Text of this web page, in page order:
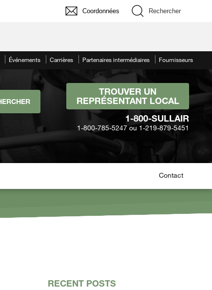
Coordonnées Rechercher
Événements Carrières Partenaires intermédiaires Fournisseurs
TROUVER UN
REPRÉSENTANT LOCAL
1-800-SULLAIR
1-800-785-5247 ou 1-219-879-5451
Contact
RECENT POSTS